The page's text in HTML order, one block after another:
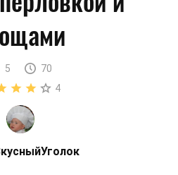
5
70
4